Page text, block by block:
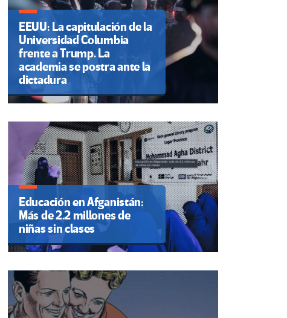
EEUU: La capitulación de la
Universidad Columbia
frente a Trump. La
academia se postra ante la
dictadura
Educación en Afganistán:
Más de 2.2 millones de
niñas sin clases